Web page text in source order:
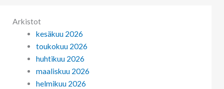
Arkistot
kesäkuu 2026
toukokuu 2026
huhtikuu 2026
maaliskuu 2026
helmikuu 2026